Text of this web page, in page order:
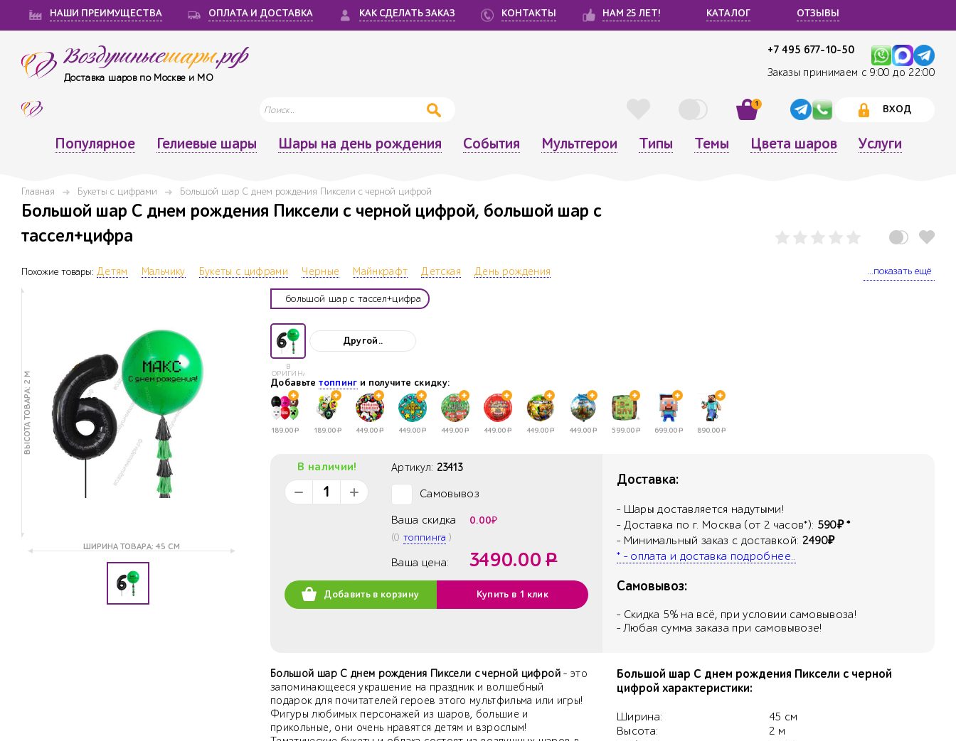
НАШИ ПРЕИМУЩЕСТВА ОПЛАТА И ДОСТАВКА КАК СДЕЛАТЬ ЗАКАЗ КОНТАКТЫ НАМ 25 ЛЕТ! КАТАЛОГ ОТЗЫВЫ
Воздушныешары.рф
Доставка шаров по Москве и МО
+7 495 677-10-50
Заказы принимаем с 9:00 до 22:00
1
ВХОД
Популярное Гелиевые шары Шары на день рождения События Мультгерои Типы Темы Цвета шаров Услуги
Главная Букеты с цифрами Большой шар С днем рождения Пиксели с черной цифрой
Большой шар С днем рождения Пиксели с черной цифрой, большой шар с
тассел+цифра
...показать ещё
Похожие товары: Детям Мальчику Букеты с цифрами Черные Майнкрафт Детская День рождения
ВЫСОТА ТОВАРА: 2 М
ШИРИНА ТОВАРА: 45 СМ
большой шар с тассел+цифра
В
ОРИГИНАЛЕ
Другой..
Добавьтетоппинг и получите скидку:
189.00Р 189.00Р 449.00Р 449.00Р 449.00Р 449.00Р 449.00Р 449.00Р 599.00Р 699.00Р 890.00Р
В наличии! Артикул: 23413
Самовывоз
Ваша скидка 0.00₽
(0 топпинга )
Ваша цена: 3490.00 Р
Добавить в корзину Купить в 1 клик
Доставка:
- Шары доставляется надутыми!
- Доставка по г. Москва (от 2 часов*): 590₽ *
- Минимальный заказ с доставкой: 2490₽
* - оплата и доставка подробнее..
Самовывоз:
- Скидка 5% на всё, при условии самовывоза!
- Любая сумма заказа при самовывозе!
Большой шар С днем рождения Пиксели с черной цифрой- это
запоминающееся украшение на праздник и волшебный
подарок для почитателей героев этого мультфильма или игры!
Фигуры любимых персонажей из шаров, большие и
прикольные, они очень нравятся детям и взрослым!
Большой шар С днем рождения Пиксели с черной
цифрой характеристики:
Ширина:
Высота:
45 см
2 м